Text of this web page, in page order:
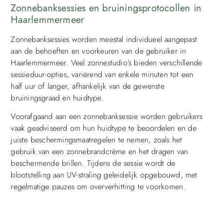
Zonnebanksessies en bruiningsprotocollen in
Haarlemmermeer
Zonnebanksessies worden meestal individueel aangepast
aan de behoeften en voorkeuren van de gebruiker in
Haarlemmermeer. Veel zonnestudio’s bieden verschillende
sessieduur-opties, variërend van enkele minuten tot een
half uur of langer, afhankelijk van de gewenste
bruiningsgraad en huidtype.
Voorafgaand aan een zonnebanksessie worden gebruikers
vaak geadviseerd om hun huidtype te beoordelen en de
juiste beschermingsmaatregelen te nemen, zoals het
gebruik van een zonnebrandcrème en het dragen van
beschermende brillen. Tijdens de sessie wordt de
blootstelling aan UV-straling geleidelijk opgebouwd, met
regelmatige pauzes om oververhitting te voorkomen.